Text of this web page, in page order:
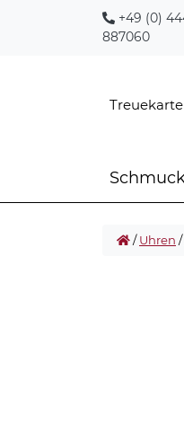
+49 (0)
887060
Treuekarte
/Uhren /